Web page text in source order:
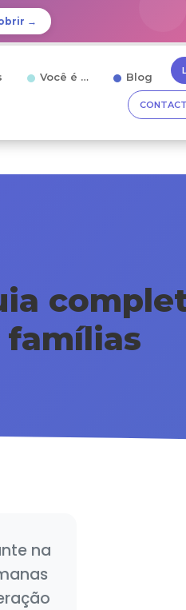
→
Você é … Blog
famílias
na